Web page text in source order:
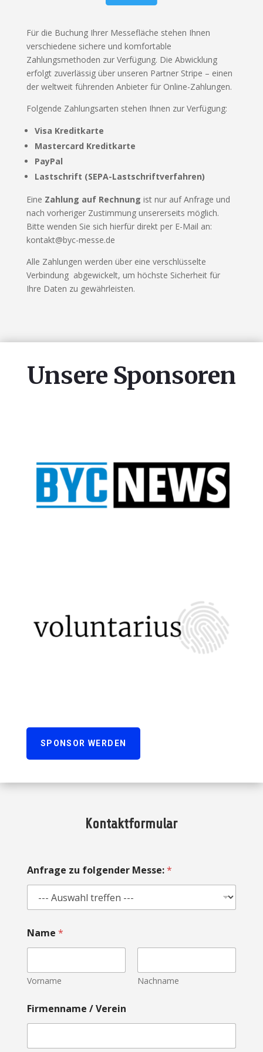
Für die Buchung Ihrer Messefläche stehen Ihnen
verschiedene sichere und komfortable
Zahlungsmethoden zur Verfügung. Die Abwicklung
erfolgt zuverlässig über unseren Partner Stripe – einen
der weltweit führenden Anbieter für Online-Zahlungen.
Folgende Zahlungsarten stehen Ihnen zur Verfügung:
Visa Kreditkarte
Mastercard Kreditkarte
PayPal
Lastschrift (SEPA-Lastschriftverfahren)
Eine Zahlung auf Rechnung ist nur auf Anfrage und
nach vorheriger Zustimmung unsererseits möglich.
Bitte wenden Sie sich hierfür direkt per E-Mail an:
kontakt@byc-messe.de
Alle Zahlungen werden über eine verschlüsselte
Verbindung abgewickelt, um höchste Sicherheit für
Ihre Daten zu gewährleisten.
Unsere Sponsoren
SPONSOR WERDEN
Kontaktformular
Anfrage zu folgender Messe:*
Name *
Vorname Nachname
Firmenname / Verein